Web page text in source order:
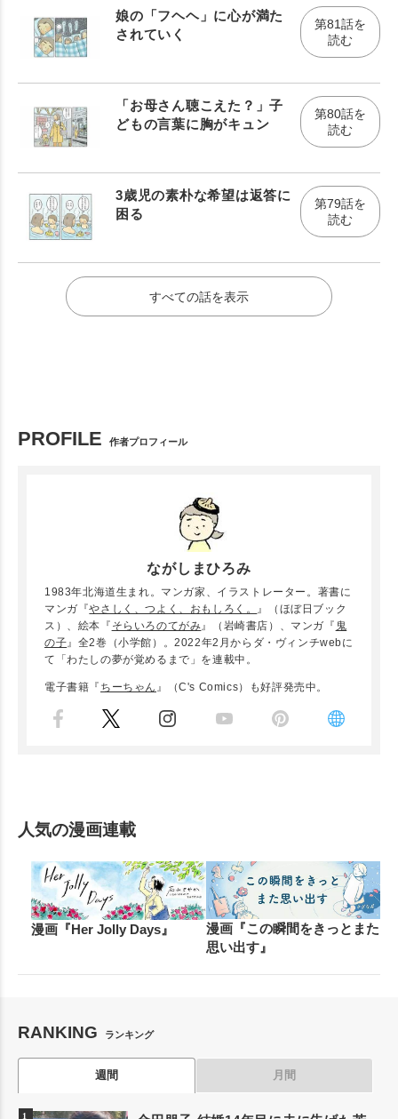
娘の「フヘヘ」に心が満た
されていく
第81話を
読む
「お母さん聴こえた？」子
どもの言葉に胸がキュン
第80話を
読む
3歳児の素朴な希望は返答に
困る
第79話を
読む
すべての話を表示
PROFILE 作者プロフィール
ながしまひろみ
1983年北海道生まれ。マンガ家、イラストレーター。著書に
マンガ『やさしく、つよく、おもしろく。 』（ほぼ日ブック
ス）、絵本『 そらいろのてがみ』（岩崎書店）、マンガ『 鬼
の子』全2巻（小学館）。2022年2月からダ・ヴィンチwebに
て「わたしの夢が覚めるまで」を連載中。
電子書籍『 ちーちゃん 』（C's Comics）も好評発売中。
人気の漫画連載
漫画『Her Jolly Days』
漫画『この瞬間をきっとまた
思い出す』
RANKING ランキング
週間 月間